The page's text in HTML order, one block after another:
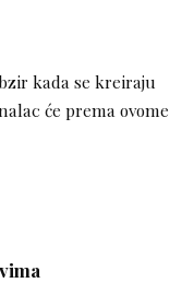
kada se kreiraju
će prema ovome